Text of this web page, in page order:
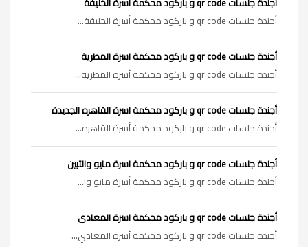
أجندة جلسات qr code و باركود محكمة أسرة الخليفة...
أجندة جلسات qr code و باركود محكمة اسرة المطرية
أجندة جلسات qr code و باركود محكمة أسرة المطرية...
أجندة جلسات qr code و باركود محكمة اسرة القاهره الجديدة
أجندة جلسات qr code و باركود محكمة أسرة القاهره...
أجندة جلسات qr code و باركود محكمة اسرة مايو والتبين
أجندة جلسات qr code و باركود محكمة أسرة مايو وا...
أجندة جلسات qr code و باركود محكمة اسرة المعادى
أجندة جلسات qr code و باركود محكمة أسرة المعادي...